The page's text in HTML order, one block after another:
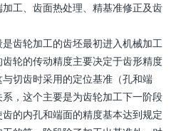
工、齿面热处理、精基准修正及齿
轮加工的齿坯最初进入机械加工
轮的传动精度主要决定于齿形精度
切齿时采用的定位基准（孔和端
，这个主要是为齿轮加工下一阶段
的内孔和端面的精度基本达到规定